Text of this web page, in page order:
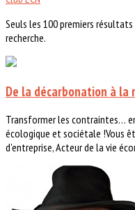
Seuls les 100 premiers
recherche.
De la décarbonation à la
Transformer les contraintes…
écologique et sociétale !Vous
d'entreprise, Acteur de la vie